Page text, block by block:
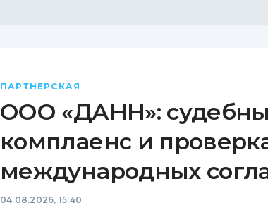
ПАРТНЕРСКАЯ
ООО «ДАНН»:
комплаенс и
международных
04.08.2026, 15:40